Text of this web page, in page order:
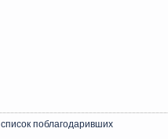
список поблагодаривших